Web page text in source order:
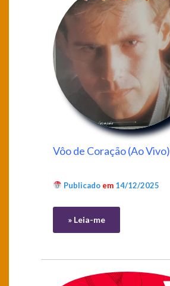
Vôo de Coração (Ao Vivo)
Publicado em14/12/2025
» Leia-me